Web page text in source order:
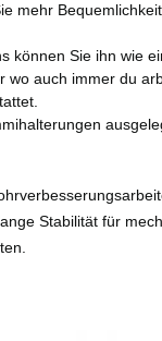
mehr
können Sie ihn wie
wo auch immer du
Stabilität für